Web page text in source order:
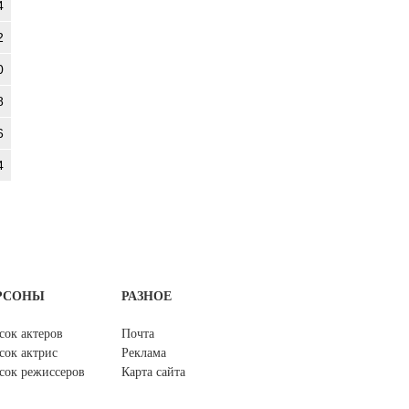
актеров
актрис
режиссеров
РАЗНОЕ
Почта
Реклама
Карта сайта